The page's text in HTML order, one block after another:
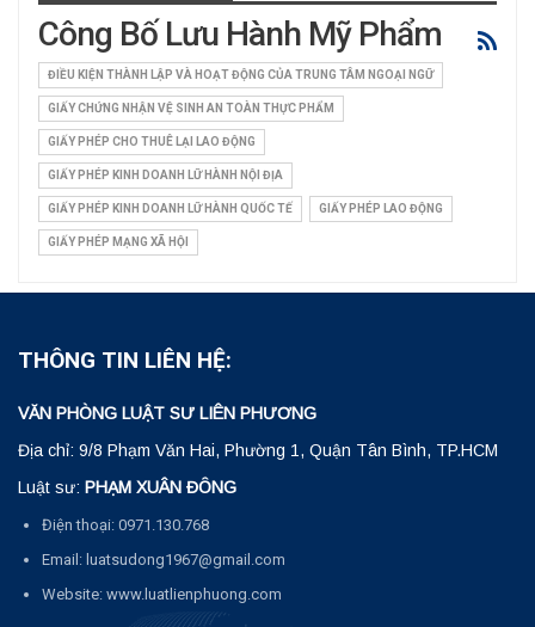
Công Bố Lưu Hành Mỹ Phẩm
ĐIỀU KIỆN THÀNH LẬP VÀ HOẠT ĐỘNG CỦA TRUNG TÂM NGOẠI NGỮ
GIẤY CHỨNG NHẬN VỆ SINH AN TOÀN THỰC PHẨM
GIẤY PHÉP CHO THUÊ LẠI LAO ĐỘNG
GIẤY PHÉP KINH DOANH LỮ HÀNH NỘI ĐỊA
GIẤY PHÉP KINH DOANH LỮ HÀNH QUỐC TẾ GIẤY PHÉP LAO ĐỘNG
GIẤY PHÉP MẠNG XÃ HỘI
THÔNG TIN LIÊN HỆ:
VĂN PHÒNG LUẬT SƯ LIÊN PHƯƠNG
Địa chỉ: 9/8 Phạm Văn Hai, Phường 1, Quận Tân Bình, TP.HCM
Luật sư: PHẠM XUÂN ĐÔNG
Điện thoại: 0971.130.768
Email: luatsudong1967@gmail.com
Website: www.luatlienphuong.com